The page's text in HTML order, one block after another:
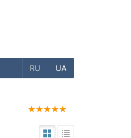
RU UA